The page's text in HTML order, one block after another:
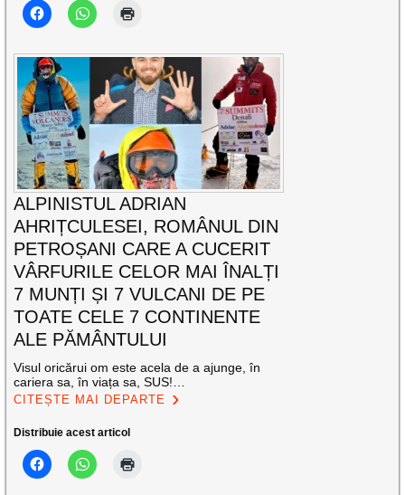
ALPINISTUL ADRIAN
AHRIȚCULESEI, ROMÂNUL DIN
PETROȘANI CARE A CUCERIT
VÂRFURILE CELOR MAI ÎNALȚI
7 MUNȚI ȘI 7 VULCANI DE PE
TOATE CELE 7 CONTINENTE
ALE PĂMÂNTULUI
Visul oricărui om este acela de a ajunge, în
cariera sa, în viața sa, SUS!…
CITEȘTE MAI DEPARTE
Distribuie acest articol